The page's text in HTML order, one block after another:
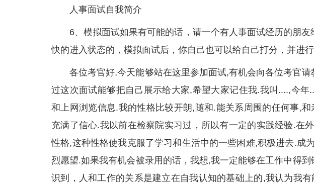
人事面试自我简介
6、模拟面试如果有可能的话，请一个有人事面试经历的朋
快的进入状态的，模拟面试后，你自己也可以给自己打分，并进行
各位考官好,今天能够站在这里参加面试,有机会向各位考官
过这次面试能够把自己展示给大家,希望大家记住我.我叫....,今
和上网浏览信息.我的性格比较开朗,随和.能关系周围的任何事,
充满了信心.我以前在检察院实习过，所以有一定的实践经验.在
性格,这种性格使我克服了学习和生活中的一些困难,积极进去.成
烈愿望.如果我有机会被录用的话，我想,我一定能够在工作中得
识到，人和工作的关系是建立在自我认知的基础上的,我认为我